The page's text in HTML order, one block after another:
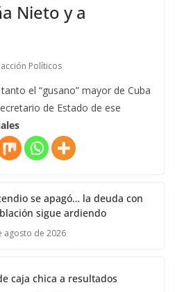
Nieto y a
Políticos
el “gusano” mayor de Cuba
de Estado de ese
se apagó… la deuda con
sigue ardiendo
agosto de 2026
caja chica a resultados